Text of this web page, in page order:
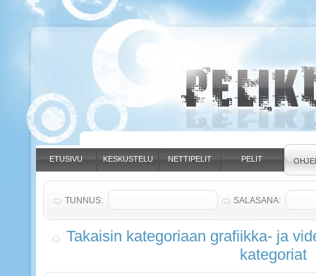
ETUSIVU KESKUSTELU NETTIPELIT PELIT
Takaisin kategoriaan grafiikka- ja
kategoriat
TUNNUS: SALASANA: